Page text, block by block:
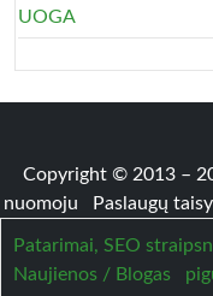
UOGA
Copyright © 2013 –
nuomoju
Paslaugų
Patarimai, SEO
Naujienos / Blogas